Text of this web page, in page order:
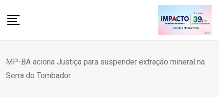
MP-BA aciona Justiça para suspender extração mineral na
Serra do Tombador